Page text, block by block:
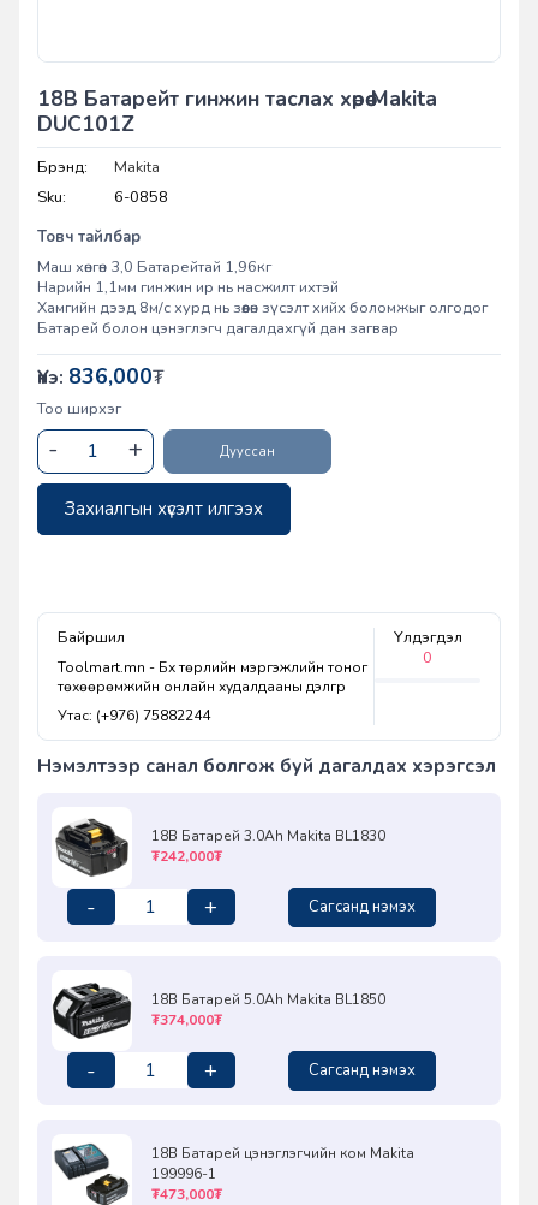
18В Батарейт гинжин таслах хөрөө Makita
DUC101Z
Брэнд:
Makita
Sku:
6-0858
Товч тайлбар
Маш хөнгөн 3,0 Батарейтай 1,96кг
Нарийн 1,1мм гинжин ир нь насжилт ихтэй
Хамгийн дээд 8м/с хурд нь зөөлөн зүсэлт хийх боломжыг олгодог
Батарей болон цэнэглэгч дагалдахгүй дан загвар
Үнэ: 836,000₮
Тоо ширхэг
Дууссан
Захиалгын хүсэлт илгээх
Байршил
Toolmart.mn - Бүх төрлийн мэргэжлийн тоног
төхөөрөмжийн онлайн худалдааны дэлгүүр
Утас: (+976) 75882244
Үлдэгдэл
0
Нэмэлтээр санал болгож буй дагалдах хэрэгсэл
18В Батарей 3.0Ah Makita BL1830
₮242,000₮
- + Сагсанд нэмэх
18В Батарей 5.0Ah Makita BL1850
₮374,000₮
- + Сагсанд нэмэх
18В Батарей цэнэглэгчийн ком Makita
199996-1
₮473,000₮